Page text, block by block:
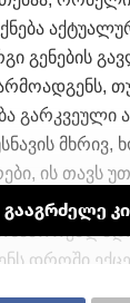
გენების
გარკვეული
ის თავს
დროში
გააგრძელე